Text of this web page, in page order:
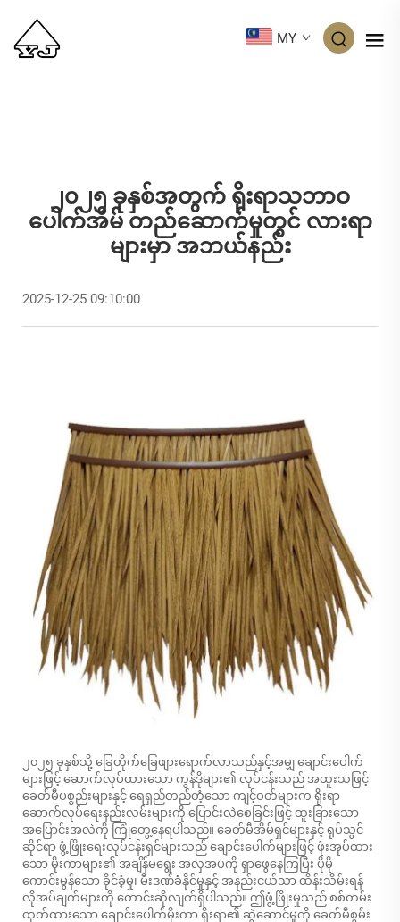
MY
၂၀၂၅ ခုနှစ်အတွက် ရိုးရာသဘာဝ
ပေါက်အိမ် တည်ဆောက်မှုတွင် လားရာ
များမှာ အဘယ်နည်း
2025-12-25 09:10:00
၂၀၂၅ ခုနှစ်သို့ ခြေတိုက်ခြေဖျားရောက်လာသည်နှင့်အမျှ ချောင်းပေါက်
များဖြင့် ဆောက်လုပ်ထားသော ကွန်ဒိုများ၏ လုပ်ငန်းသည် အထူးသဖြင့်
ခေတ်မီပစ္စည်းများနှင့် ရေရှည်တည်တံ့သော ကျင့်ဝတ်များက ရိုးရာ
ဆောက်လုပ်ရေးနည်းလမ်းများကို ပြောင်းလဲစေခြင်းဖြင့် ထူးခြားသော
အပြောင်းအလဲကို ကြုံတွေ့နေရပါသည်။ ခေတ်မီအိမ်ရှင်များနှင့် ရုပ်သွင်
ဆိုင်ရာ ဖွံ့ဖြိုးရေးလုပ်ငန်းရှင်များသည် ချောင်းပေါက်များဖြင့် ဖုံးအုပ်ထား
သော မိုးကာများ၏ အချိန်မရွေး အလှအပကို ရှာဖွေနေကြပြီး ပိုမို
ကောင်းမွန်သော ခိုင်ခံ့မှု၊ မီးဒဏ်ခံနိုင်မှုနှင့် အနည်းငယ်သာ ထိန်းသိမ်းရန်
လိုအပ်ချက်များကို တောင်းဆိုလျက်ရှိပါသည်။ ဤဖွံ့ဖြိုးမှုသည် စစ်တမ်း
ထုတ်ထားသော ချောင်းပေါက်မိုးကာ ရိုးရာ၏ ဆွဲဆောင်မှုကို ခေတ်မီစွမ်း